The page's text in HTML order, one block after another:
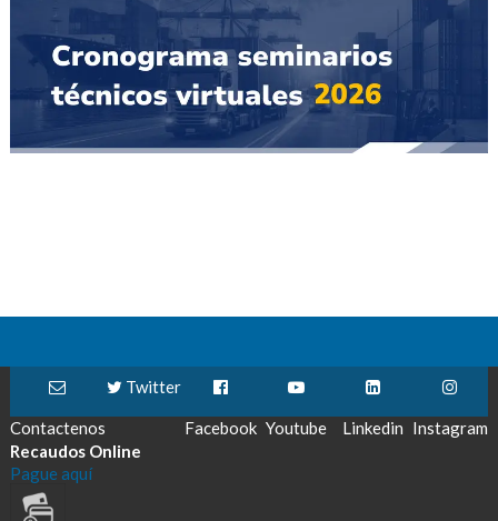
Contactenos
Twitter
Facebook Youtube Linkedin Instagram
Recaudos Online
Pague aquí